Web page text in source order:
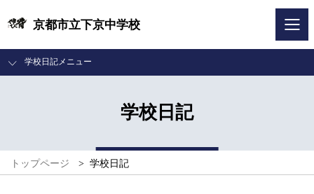
京都市立下京中学校
学校日記メニュー
学校日記
トップページ > 学校日記